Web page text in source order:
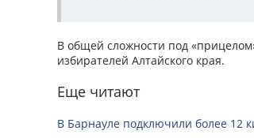
В общей сложности под
избирателей Алтайского края.
Еще читают
В Барнауле подключили более 12